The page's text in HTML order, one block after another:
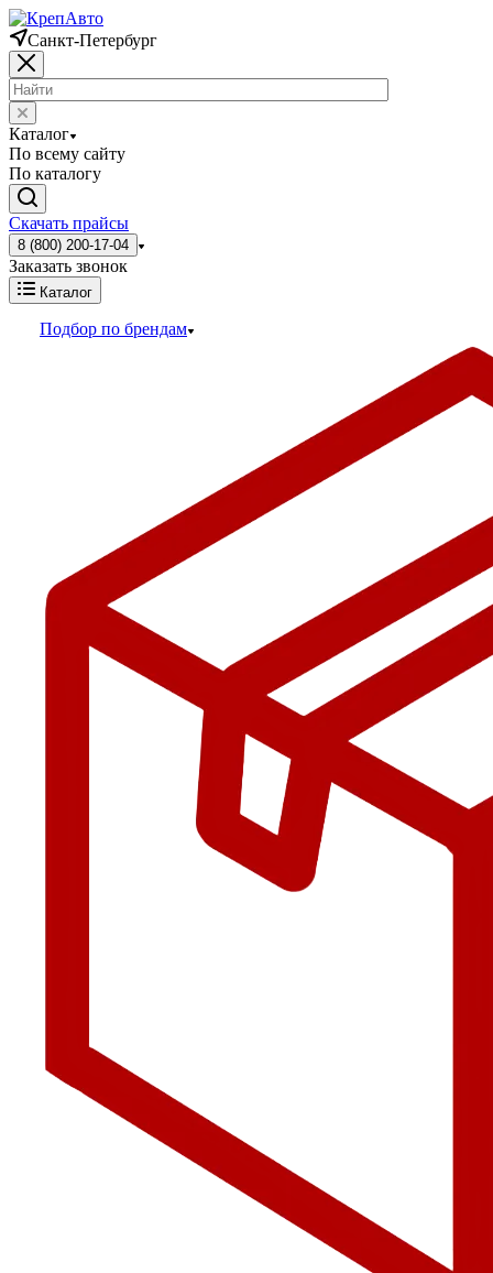
Санкт-Петербург
Каталог
По всему сайту
По каталогу
Скачать прайсы
8 (800) 200-17-04
Заказать звонок
Каталог
Подбор по брендам